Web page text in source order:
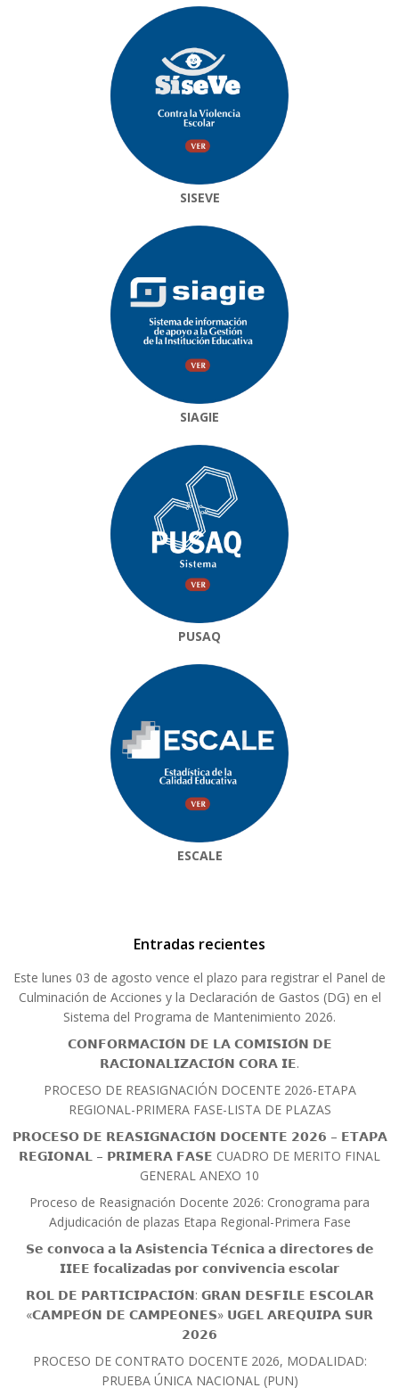
SISEVE
SIAGIE
PUSAQ
ESCALE
Entradas recientes
Este lunes 03 de agosto vence el plazo para registrar el Panel de
Culminación de Acciones y la Declaración de Gastos (DG) en el
Sistema del Programa de Mantenimiento 2026.
𝗖𝗢𝗡𝗙𝗢𝗥𝗠𝗔𝗖𝗜𝗢́𝗡 𝗗𝗘 𝗟𝗔 𝗖𝗢𝗠𝗜𝗦𝗜𝗢́𝗡 𝗗𝗘
𝗥𝗔𝗖𝗜𝗢𝗡𝗔𝗟𝗜𝗭𝗔𝗖𝗜𝗢́𝗡 𝗖𝗢𝗥𝗔 𝗜𝗘.
PROCESO DE REASIGNACIÓN DOCENTE 2026-ETAPA
REGIONAL-PRIMERA FASE-LISTA DE PLAZAS
𝗣𝗥𝗢𝗖𝗘𝗦𝗢 𝗗𝗘 𝗥𝗘𝗔𝗦𝗜𝗚𝗡𝗔𝗖𝗜𝗢́𝗡 𝗗𝗢𝗖𝗘𝗡𝗧𝗘 𝟮𝟬𝟮𝟲 – 𝗘𝗧𝗔𝗣𝗔
𝗥𝗘𝗚𝗜𝗢𝗡𝗔𝗟 – 𝗣𝗥𝗜𝗠𝗘𝗥𝗔 𝗙𝗔𝗦𝗘 CUADRO DE MERITO FINAL
GENERAL ANEXO 10
Proceso de Reasignación Docente 2026: Cronograma para
Adjudicación de plazas Etapa Regional-Primera Fase
𝗦𝗲 𝗰𝗼𝗻𝘃𝗼𝗰𝗮 𝗮 𝗹𝗮 𝗔𝘀𝗶𝘀𝘁𝗲𝗻𝗰𝗶𝗮 𝗧𝗲́𝗰𝗻𝗶𝗰𝗮 𝗮 𝗱𝗶𝗿𝗲𝗰𝘁𝗼𝗿𝗲𝘀 𝗱𝗲
𝗜𝗜𝗘𝗘 𝗳𝗼𝗰𝗮𝗹𝗶𝘇𝗮𝗱𝗮𝘀 𝗽𝗼𝗿 𝗰𝗼𝗻𝘃𝗶𝘃𝗲𝗻𝗰𝗶𝗮 𝗲𝘀𝗰𝗼𝗹𝗮𝗿
𝗥𝗢𝗟 𝗗𝗘 𝗣𝗔𝗥𝗧𝗜𝗖𝗜𝗣𝗔𝗖𝗜𝗢́𝗡: 𝗚𝗥𝗔𝗡 𝗗𝗘𝗦𝗙𝗜𝗟𝗘 𝗘𝗦𝗖𝗢𝗟𝗔𝗥
«𝗖𝗔𝗠𝗣𝗘𝗢́𝗡 𝗗𝗘 𝗖𝗔𝗠𝗣𝗘𝗢𝗡𝗘𝗦» 𝗨𝗚𝗘𝗟 𝗔𝗥𝗘𝗤𝗨𝗜𝗣𝗔 𝗦𝗨𝗥
𝟮𝟬𝟮𝟲
PROCESO DE CONTRATO DOCENTE 2026, MODALIDAD:
PRUEBA ÚNICA NACIONAL (PUN)